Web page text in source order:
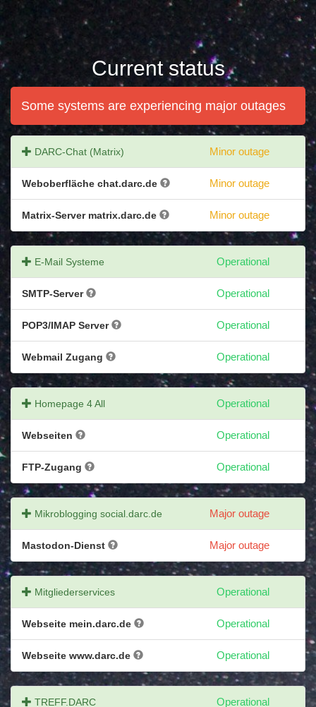
Current status
Some systems are experiencing major outages
DARC-Chat (Matrix) Minor outage
Weboberfläche chat.darc.de Minor outage
Matrix-Server matrix.darc.de Minor outage
E-Mail Systeme Operational
SMTP-Server Operational
POP3/IMAP Server Operational
Webmail Zugang Operational
Homepage 4 All Operational
Webseiten Operational
FTP-Zugang Operational
Mikroblogging social.darc.de Major outage
Mastodon-Dienst Major outage
Mitgliederservices Operational
Webseite mein.darc.de Operational
Webseite www.darc.de Operational
TREFF.DARC Operational